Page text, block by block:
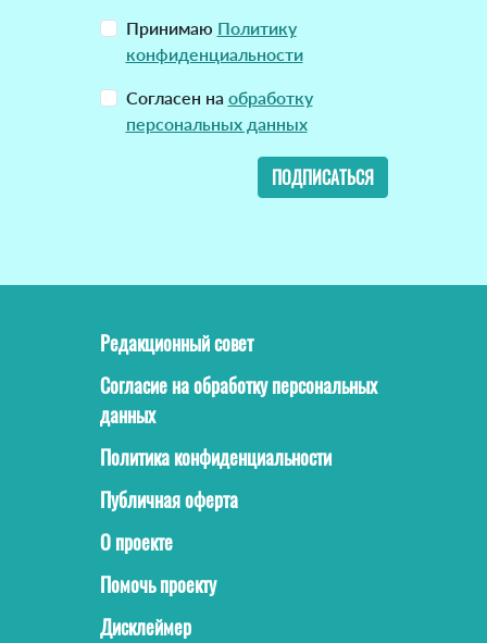
Принимаю Политику
конфиденциальности
Согласен на обработку
персональных данных
ПОДПИСАТЬСЯ
Редакционный совет
Согласие на обработку персональных
данных
Политика конфиденциальности
Публичная оферта
О проекте
Помочь проекту
Дисклеймер